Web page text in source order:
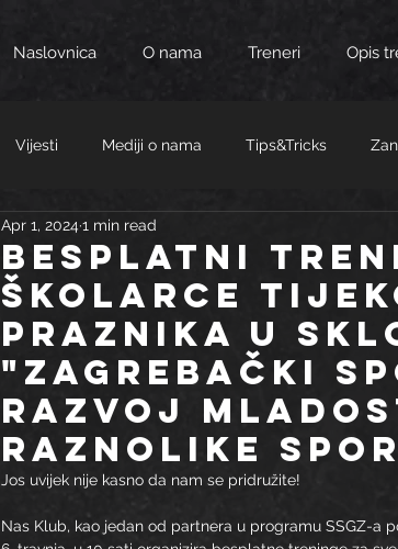
Naslovnica O nama Treneri Opis
Vijesti Mediji o nama Tips&Tricks
BESPLATNI
ŠKOLARCE
PRAZNIKA U
"ZAGREBAČKI
RAZVOJ
RAZNOLIKE
Apr 1, 2024 1 min read
Jos uvijek nije kasno da nam se pridružite!
Nas Klub, kao jedan od partnera u programu SSGZ-a